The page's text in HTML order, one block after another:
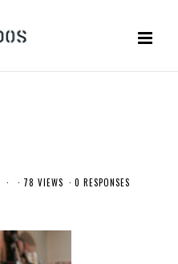
78 VIEWS 0 RESPONSES